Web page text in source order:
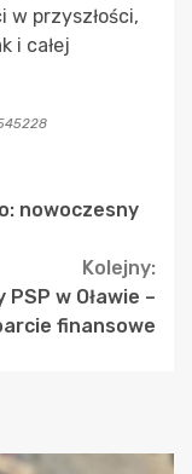
w przyszłości,
i całej
nowoczesny
Kolejny:
w Oławie –
finansowe